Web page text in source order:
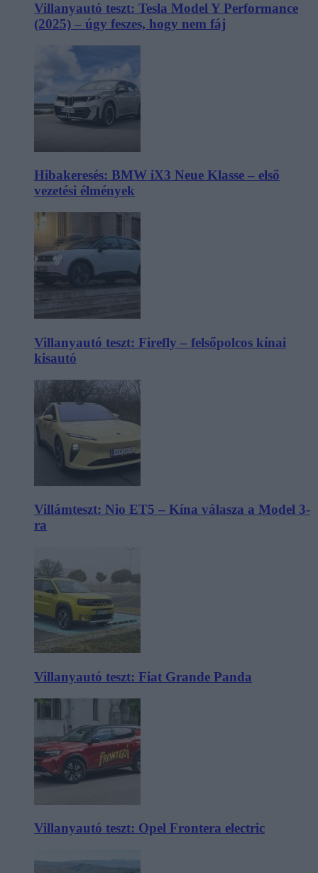
Villanyautó teszt: Tesla Model Y Performance
(2025) – úgy feszes, hogy nem fáj
Hibakeresés: BMW iX3 Neue Klasse – első
vezetési élmények
Villanyautó teszt: Firefly – felsőpolcos kínai
kisautó
Villámteszt: Nio ET5 – Kína válasza a Model 3-
ra
Villanyautó teszt: Fiat Grande Panda
Villanyautó teszt: Opel Frontera electric